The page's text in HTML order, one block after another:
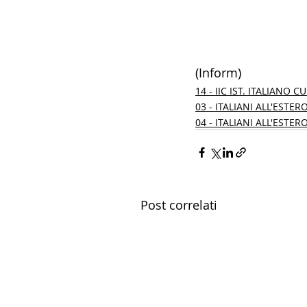
(Inform)
14 - IIC IST. ITALIANO
03 - ITALIANI ALL'ESTERO
04 - ITALIANI
Post correlati